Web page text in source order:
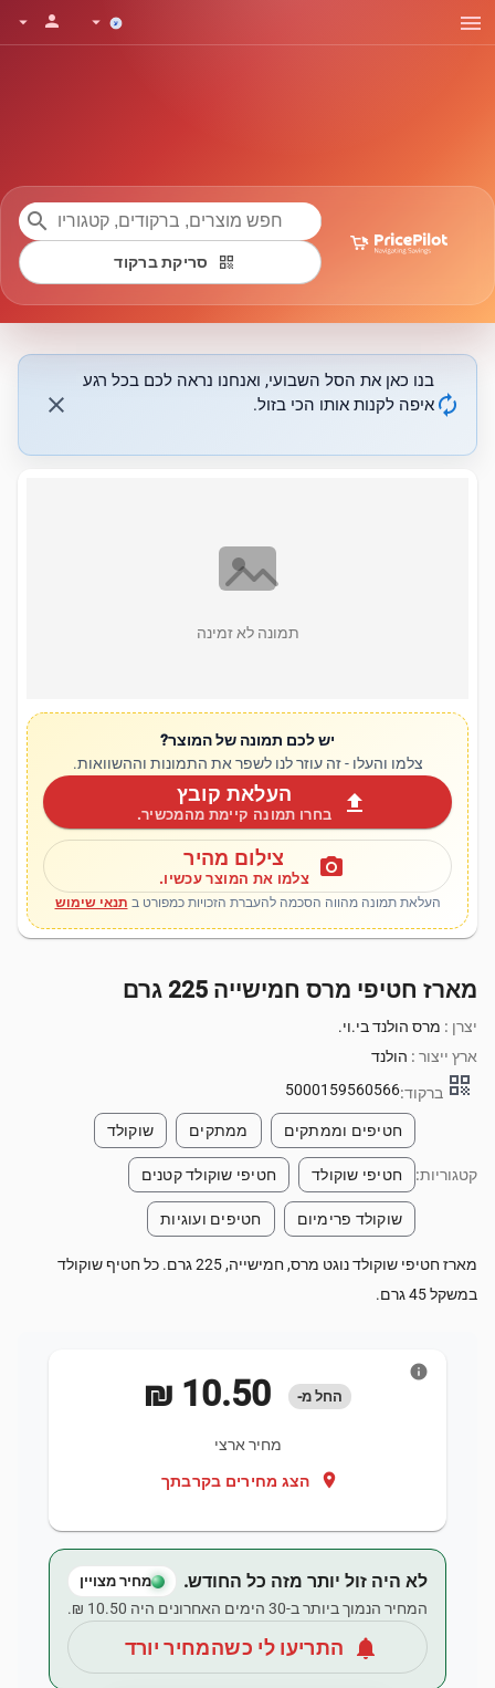
menu
arrow_drop_down
person
arrow_drop_down
search
qr_code סריקת ברקוד
autorenew
בנו כאן את הסל השבועי, ואנחנו נראה לכם בכל רגע
איפה לקנות אותו הכי בזול.
close
תמונה לא זמינה
יש לכם תמונה של המוצר?
צלמו והעלו - זה עוזר לנו לשפר את התמונות וההשוואות.
upload העלאת קובץ
בחרו תמונה קיימת מהמכשיר.
photo_camera צילום מהיר
צלמו את המוצר עכשיו.
העלאת תמונה מהווה הסכמה להעברת הזכויות כמפורט ב תנאי שימוש
מארז חטיפי מרס חמישייה 225 גרם
יצרן : מרס הולנד בי.וי.
ארץ ייצור : הולנד
qr_code ברקוד:5000159560566
קטגוריות:
חטיפים וממתקים ממתקים שוקולד
חטיפי שוקולד חטיפי שוקולד קטנים
שוקולד פרימיום חטיפים ועוגיות
מארז חטיפי שוקולד נוגט מרס, חמישייה, 225 גרם. כל חטיף שוקולד
במשקל 45 גרם.
החל מ-
מחיר ארצי
location_on הצג מחירים בקרבתך
info
לא היה זול יותר מזה כל החודש. מחיר מצויין
המחיר הנמוך ביותר ב-30 הימים האחרונים היה ‏10.50 ‏₪.
notifications התריעו לי כשהמחיר יורד